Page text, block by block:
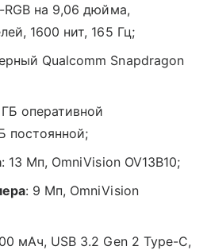
RGB на 9,06 дюйма,
1600 нит, 165 Гц;
Qualcomm Snapdragon
оперативной
постоянной;
: 13 Мп, OmniVision OV13B10;
: 9 Мп, OmniVision
мАч, USB 3.2 Gen 2 Type-C,